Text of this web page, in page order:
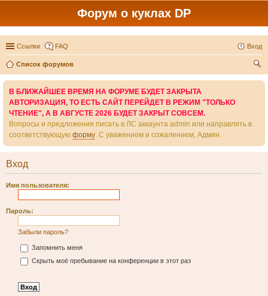
Форум о куклах DP
Ссылки FAQ Вход
Список форумов
В БЛИЖАЙШЕЕ ВРЕМЯ НА ФОРУМЕ БУДЕТ ЗАКРЫТА
АВТОРИЗАЦИЯ, ТО ЕСТЬ САЙТ ПЕРЕЙДЕТ В РЕЖИМ "ТОЛЬКО
ЧТЕНИЕ", А В АВГУСТЕ 2026 БУДЕТ ЗАКРЫТ СОВСЕМ.
Вопросы и предложения писать в ЛС аккаунта admin или направлять в
соответствующую форму. С уважением и сожалением, Админ.
Вход
Имя пользователя:
Пароль:
Забыли пароль?
Запомнить меня
Скрыть моё пребывание на конференции в этот раз